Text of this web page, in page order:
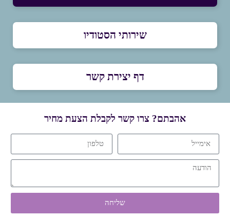
שירותי הסטודיו
דף יצירת קשר
אהבתם? צרו קשר לקבלת הצעת מחיר
שליחה